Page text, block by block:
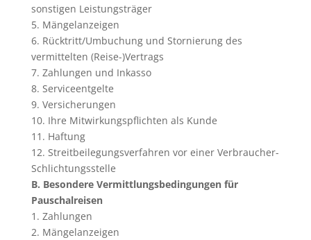
sonstigen Leistungsträger
5. Mängelanzeigen
6. Rücktritt/Umbuchung und Stornierung des
vermittelten (Reise-)Vertrags
7. Zahlungen und Inkasso
8. Serviceentgelte
9. Versicherungen
10. Ihre Mitwirkungspflichten als Kunde
11. Haftung
12. Streitbeilegungsverfahren vor einer Verbraucher-
Schlichtungsstelle
B. Besondere Vermittlungsbedingungen für
Pauschalreisen
1. Zahlungen
2. Mängelanzeigen